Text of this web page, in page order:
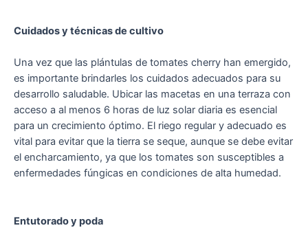
Cuidados y técnicas de cultivo
Una vez que las plántulas de tomates cherry han emergido,
es importante brindarles los cuidados adecuados para su
desarrollo saludable. Ubicar las macetas en una terraza con
acceso a al menos 6 horas de luz solar diaria es esencial
para un crecimiento óptimo. El riego regular y adecuado es
vital para evitar que la tierra se seque, aunque se debe evitar
el encharcamiento, ya que los tomates son susceptibles a
enfermedades fúngicas en condiciones de alta humedad.
Entutorado y poda